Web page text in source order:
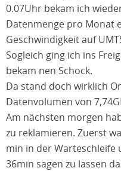
0.07Uhr bekam ich
Datenmenge pro Monat
Geschwindigkeit auf
Sogleich ging ich ins
bekam nen Schock.
Da stand doch wirklich
Datenvolumen von
Am nächsten morgen
zu reklamieren. Zuerst
min in der Warteschleife
36min sagen zu lassen